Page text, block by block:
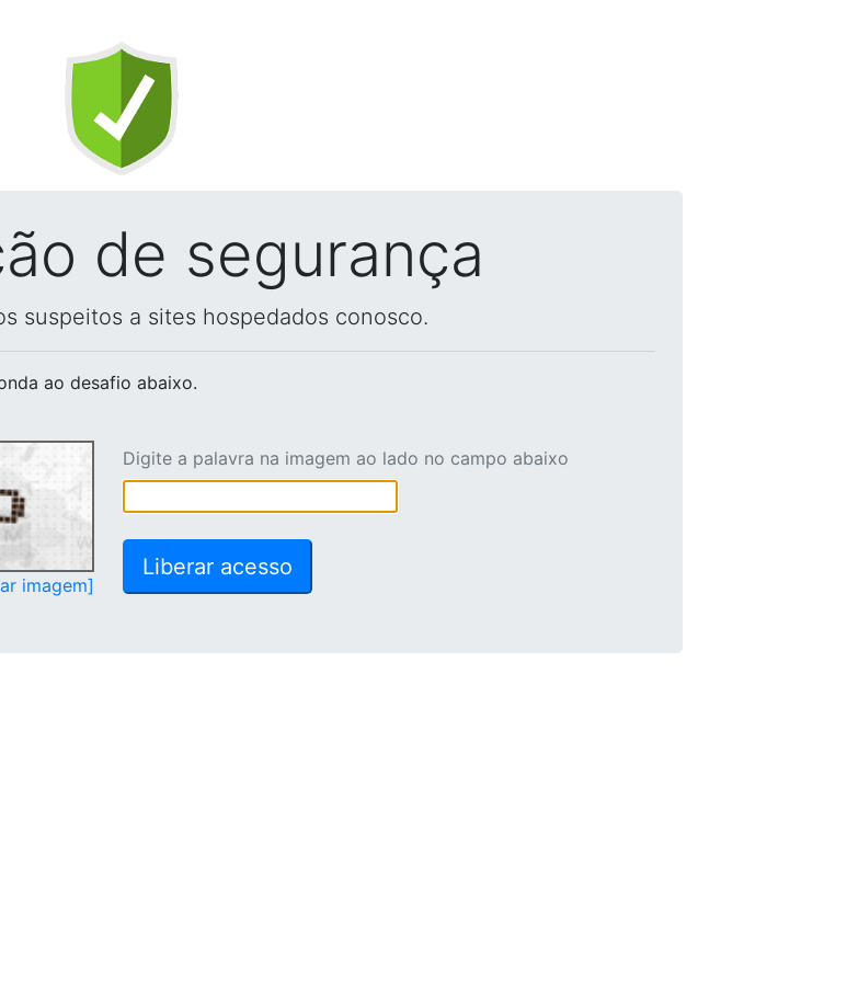
de segurança
suspeitos a sites hospedados conosco.
ao desafio abaixo.
imagem]
Digite a palavra na imagem ao lado no campo abaixo